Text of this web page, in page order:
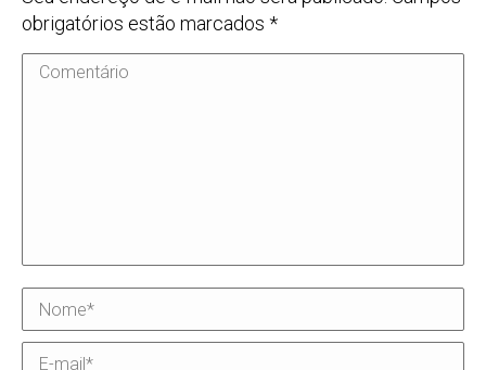
obrigatórios estão marcados *
Comentário
Nome *
E-mail *